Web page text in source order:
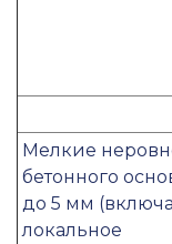
Мелкие
бетонного
до 5 мм
локальное